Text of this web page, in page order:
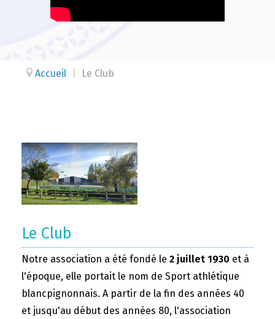
Accueil Le Club
Le Club
Notre association a été fondé le 2 juillet 1930 et à
l'époque, elle portait le nom de Sport athlétique
blancpignonnais. A partir de la fin des années 40
et jusqu'au début des années 80, l'association